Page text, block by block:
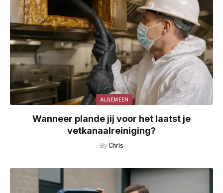
ALGEMEEN
Wanneer plande jij voor het laatst je
vetkanaalreiniging?
By Chris